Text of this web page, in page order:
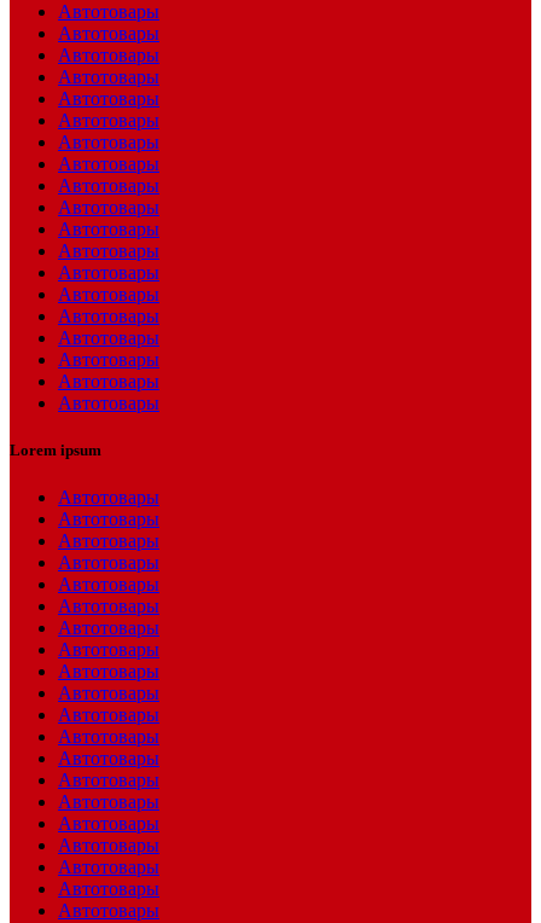
Автотовары
Автотовары
Автотовары
Автотовары
Автотовары
Автотовары
Автотовары
Автотовары
Автотовары
Автотовары
Автотовары
Автотовары
Автотовары
Автотовары
Автотовары
Автотовары
Автотовары
Автотовары
Автотовары
Lorem ipsum
Автотовары
Автотовары
Автотовары
Автотовары
Автотовары
Автотовары
Автотовары
Автотовары
Автотовары
Автотовары
Автотовары
Автотовары
Автотовары
Автотовары
Автотовары
Автотовары
Автотовары
Автотовары
Автотовары
Автотовары